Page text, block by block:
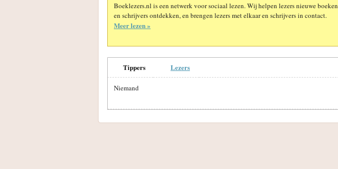
Boeklezers.nl is een netwerk voor sociaal lezen. Wij helpen lezers nieuwe boeken
en schrijvers ontdekken, en brengen lezers met elkaar en schrijvers in contact.
Meer lezen »
Tippers Lezers
Niemand